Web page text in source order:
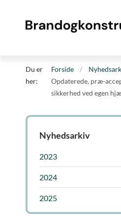
Du er
her:
Forside
Opdaterede, præ-
sikkerhed ved egen
Nyhedsarkiv
2023
2024
2025